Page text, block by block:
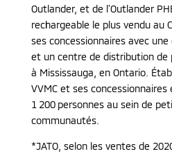
Outlander, et de l’Outlander
rechargeable le plus vendu au
ses concessionnaires avec
et un centre de distribution de
à Mississauga, en Ontario.
VVMC et ses
1 200 personnes au sein de
communautés.
*JATO, selon les ventes de